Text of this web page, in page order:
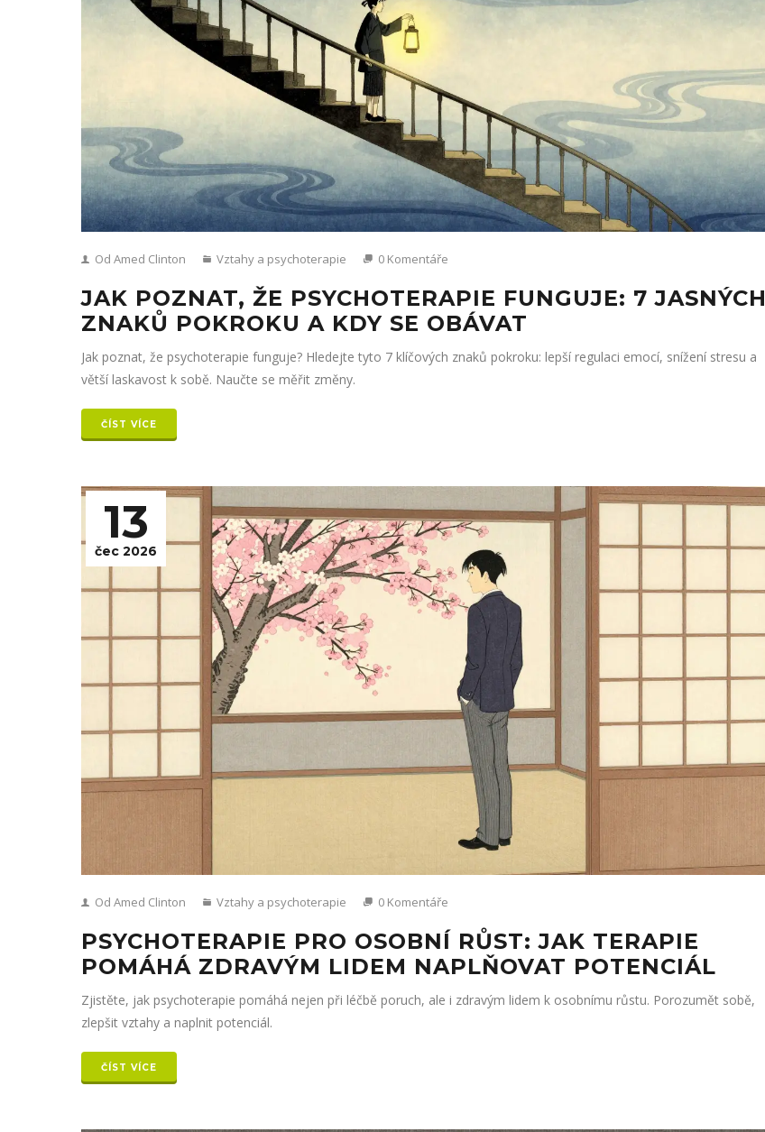
Od Amed Clinton Vztahy a psychoterapie 0 Komentáře
JAK POZNAT, ŽE PSYCHOTERAPIE FUNGUJE: 7 JASNÝCH
ZNAKŮ POKROKU A KDY SE OBÁVAT
Jak poznat, že psychoterapie funguje? Hledejte tyto 7 klíčových znaků pokroku: lepší regulaci emocí, snížení stresu a
větší laskavost k sobě. Naučte se měřit změny.
ČÍST VÍCE
13
čec 2026
Od Amed Clinton Vztahy a psychoterapie 0 Komentáře
PSYCHOTERAPIE PRO OSOBNÍ RŮST: JAK TERAPIE
POMÁHÁ ZDRAVÝM LIDEM NAPLŇOVAT POTENCIÁL
Zjistěte, jak psychoterapie pomáhá nejen při léčbě poruch, ale i zdravým lidem k osobnímu růstu. Porozumět sobě,
zlepšit vztahy a naplnit potenciál.
ČÍST VÍCE